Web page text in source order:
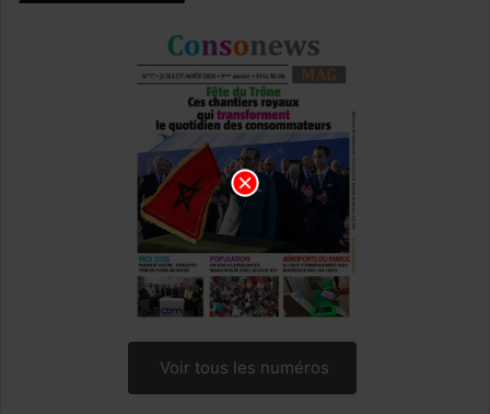
Voir tous les numéros